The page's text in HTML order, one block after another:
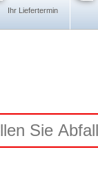
Ihr Liefertermin